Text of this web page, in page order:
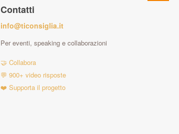
Contatti
info@ticonsiglia.it
Per eventi, speaking e collaborazioni
🤝 Collabora
💬 900+ video risposte
❤️ Supporta il progetto